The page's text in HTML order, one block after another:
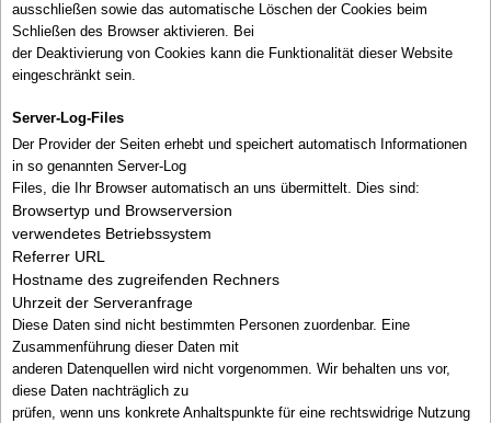
ausschließen sowie das automatische Löschen der Cookies beim
Schließen des Browser aktivieren. Bei
der Deaktivierung von Cookies kann die Funktionalität dieser Website
eingeschränkt sein.
Server-Log-Files
Der Provider der Seiten erhebt und speichert automatisch Informationen
in so genannten Server-Log
Files, die Ihr Browser automatisch an uns übermittelt. Dies sind:
Browsertyp und Browserversion
verwendetes Betriebssystem
Referrer URL
Hostname des zugreifenden Rechners
Uhrzeit der Serveranfrage
Diese Daten sind nicht bestimmten Personen zuordenbar. Eine
Zusammenführung dieser Daten mit
anderen Datenquellen wird nicht vorgenommen. Wir behalten uns vor,
diese Daten nachträglich zu
prüfen, wenn uns konkrete Anhaltspunkte für eine rechtswidrige Nutzung